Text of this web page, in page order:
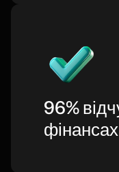
96%
фінансах